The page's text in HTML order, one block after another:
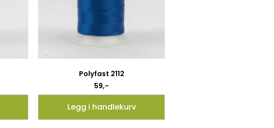
Polyfast 2112
59,-
Legg i handlekurv